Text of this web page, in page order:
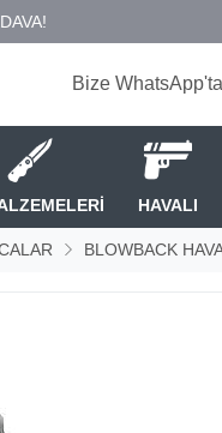
Bize
HAVALI
BLOWBACK